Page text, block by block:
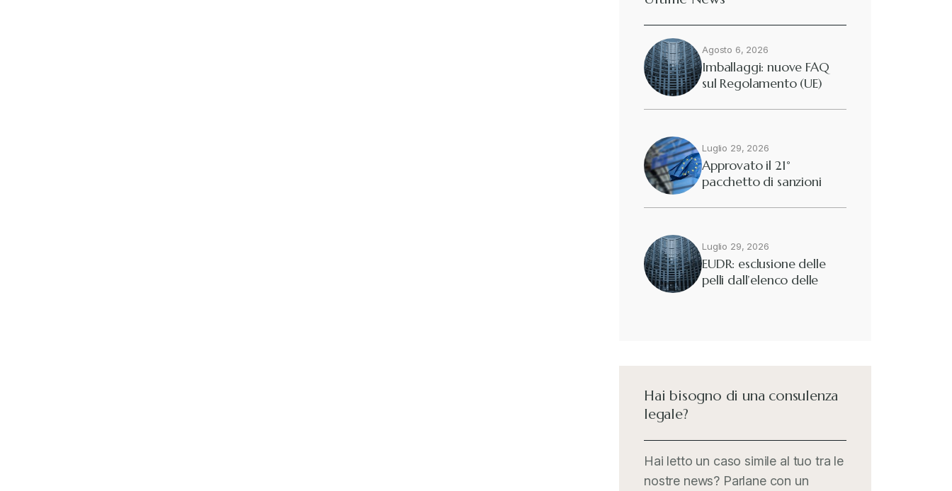
Agosto 6, 2026
Imballaggi: nuove FAQ
sul Regolamento (UE)
Luglio 29, 2026
Approvato il 21°
pacchetto di sanzioni
Luglio 29, 2026
EUDR: esclusione delle
pelli dall’elenco delle
Hai bisogno di una consulenza
legale?
Hai letto un caso simile al tuo tra le
nostre news? Parlane con un